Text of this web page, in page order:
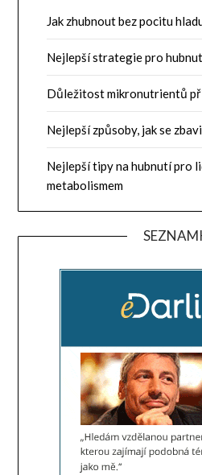
Jak zhubnout bez pocitu
Nejlepší strategie pro
Důležitost mikronutrientů
Nejlepší způsoby, jak se
Nejlepší tipy na hubnutí pro
metabolismem